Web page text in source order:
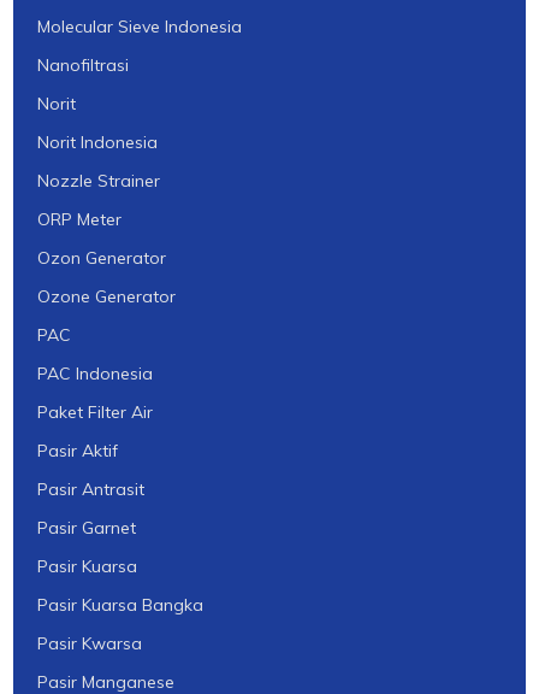
Molecular Sieve Indonesia
Nanofiltrasi
Norit
Norit Indonesia
Nozzle Strainer
ORP Meter
Ozon Generator
Ozone Generator
PAC
PAC Indonesia
Paket Filter Air
Pasir Aktif
Pasir Antrasit
Pasir Garnet
Pasir Kuarsa
Pasir Kuarsa Bangka
Pasir Kwarsa
Pasir Manganese